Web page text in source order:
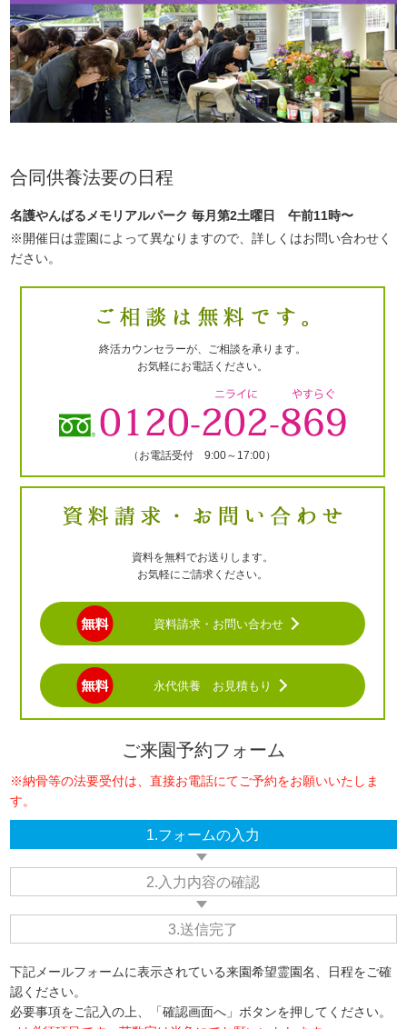
合同供養法要の日程
名護やんばるメモリアルパーク 毎月第2土曜日 午前11時〜
※開催日は霊園によって異なりますので、詳しくはお問い合わせく
ださい。
終活カウンセラーが、ご相談を承ります。
お気軽にお電話ください。
（お電話受付 9:00～17:00）
資料を無料でお送りします。
お気軽にご請求ください。
資料請求・お問い合わせ
永代供養 お見積もり
ご来園予約フォーム
※納骨等の法要受付は、直接お電話にてご予約をお願いいたしま
す。
1.フォームの入力
2.入力内容の確認
3.送信完了
下記メールフォームに表示されている来園希望霊園名、日程をご確
認ください。
必要事項をご記入の上、「確認画面へ」ボタンを押してください。